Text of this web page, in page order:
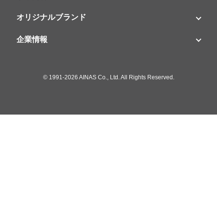
オリジナルブランド
企業情報
©1991-2026 AINAS Co., Ltd. All Rights Reserved.